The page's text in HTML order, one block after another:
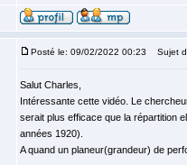
Posté le: 09/02/2022 00:23 Sujet
Salut Charles,
Intéressante cette vidéo. Le
serait plus efficace que la répartition
années 1920).
A quand un planeur(grandeur) de